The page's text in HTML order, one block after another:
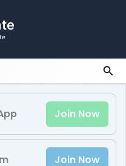
Join Now
Join Now